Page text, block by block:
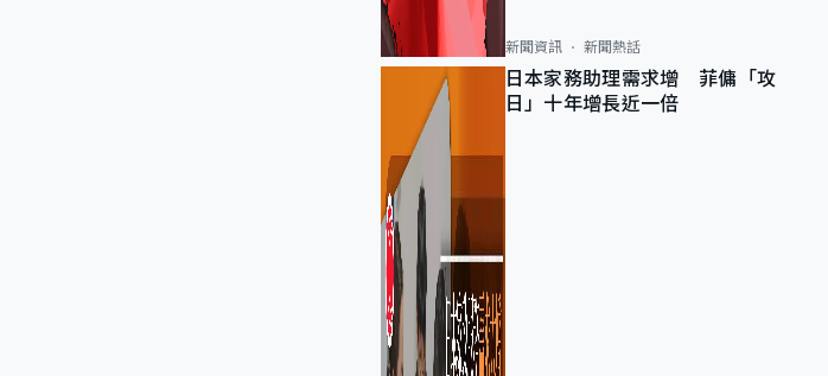
新聞資訊 新聞熱話
日本家務助理需求增 菲傭「攻
日」十年增長近一倍